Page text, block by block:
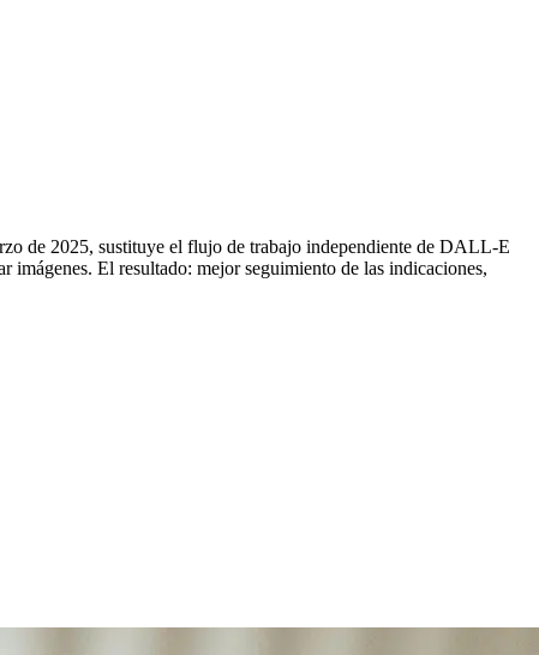
de 2025, sustituye el flujo de trabajo independiente de DALL-E
El resultado: mejor seguimiento de las indicaciones,